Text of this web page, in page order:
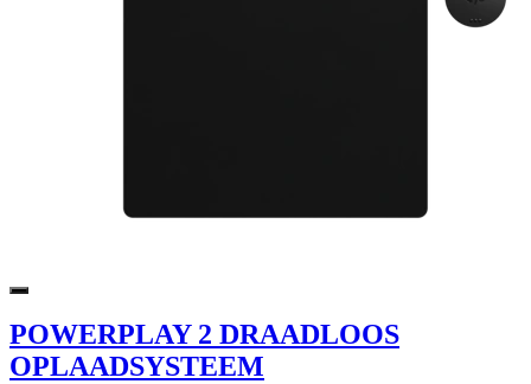
POWERPLAY 2 DRAADLOOS
OPLAADSYSTEEM